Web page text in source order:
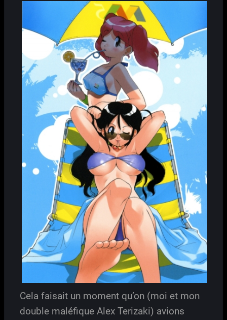
Cela faisait un moment qu’on (moi et mon
double maléfique Alex Terizaki) avions